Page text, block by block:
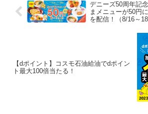
デニーズ50周年記
まメニューが50円
を配信！（8/16～18
【dポイント】コスモ石油給油でdポイン
ト最大100倍当たる！